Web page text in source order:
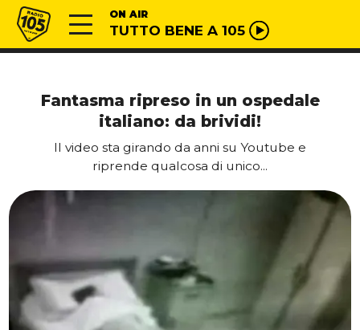
Vai al contenuto
Radio 105 ON AIR
TUTTO BENE A 105
Fantasma ripreso in un ospedale
italiano: da brividi!
Il video sta girando da anni su Youtube e
riprende qualcosa di unico...